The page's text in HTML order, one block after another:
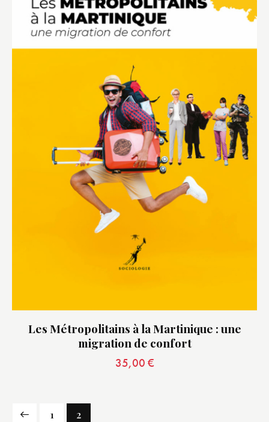
Les Métropolitains à la Martinique : une
migration de confort
35,00 €
1 2